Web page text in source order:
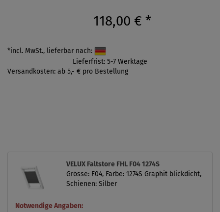
118,00 € *
*incl. MwSt., lieferbar nach:
Lieferfrist: 5-7 Werktage
Versandkosten: ab 5,- € pro Bestellung
VELUX Faltstore FHL F04 1274S
Grösse: F04, Farbe: 1274S Graphit blickdicht,
Schienen: Silber
Notwendige Angaben: